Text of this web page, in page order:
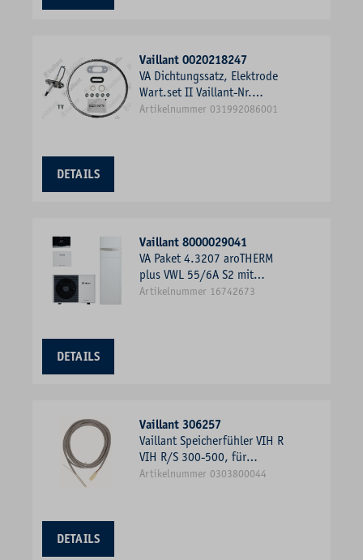
Vaillant 0020218247
VA Dichtungssatz, Elektrode
Wart.set II Vaillant-Nr.
0020218247
Artikelnummer 031992086001
DETAILS
Vaillant 8000029041
VA Paket 4.3207 aroTHERM
plus VWL 55/6A S2 mit
uniTOWER plus VIH QW190
Artikelnummer 16742673
DETAILS
Vaillant 306257
Vaillant Speicherfühler VIH R
VIH R/S 300-500, für
Warmwasserspeicher
Artikelnummer 0303800044
DETAILS